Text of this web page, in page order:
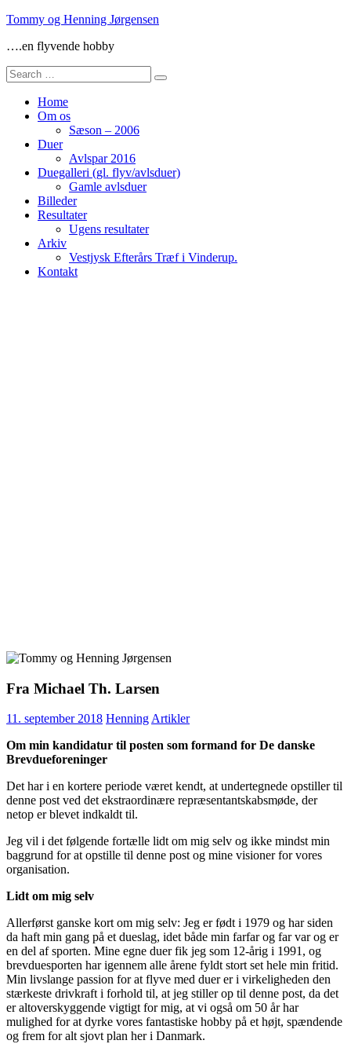
Skip
content
Tommy og Henning Jørgensen
….en flyvende hobby
Search
for:
Home
Om os
Sæson – 2006
Duer
Avlspar 2016
Duegalleri (gl. flyv/avlsduer)
Gamle avlsduer
Billeder
Resultater
Ugens resultater
Arkiv
Vestjysk Efterårs Træf i Vinderup.
Kontakt
Fra Michael Th. Larsen
11. september 2018 HenningArtikler
Om min kandidatur til posten som formand for De danske
Brevdueforeninger
Det har i en kortere periode været kendt, at undertegnede opstiller til
denne post ved det ekstraordinære repræsentantskabsmøde, der
netop er blevet indkaldt til.
Jeg vil i det følgende fortælle lidt om mig selv og ikke mindst min
baggrund for at opstille til denne post og mine visioner for vores
organisation.
Lidt om mig selv
Allerførst ganske kort om mig selv: Jeg er født i 1979 og har siden
da haft min gang på et dueslag, idet både min farfar og far var og er
en del af sporten. Mine egne duer fik jeg som 12-årig i 1991, og
brevduesporten har igennem alle årene fyldt stort set hele min fritid.
Min livslange passion for at flyve med duer er i virkeligheden den
stærkeste drivkraft i forhold til, at jeg stiller op til denne post, da det
er altoverskyggende vigtigt for mig, at vi også om 50 år har
mulighed for at dyrke vores fantastiske hobby på et højt, spændende
og frem for alt sjovt plan her i Danmark.